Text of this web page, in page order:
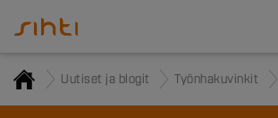
Uutiset ja blogit Työnhakuvinkit